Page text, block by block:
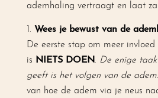
ademhaling vertraagt en laat
Wees je bewust van de
De eerste stap om meer invloed
is NIETS DOEN. De enige
geeft is het volgen van de adem
van hoe de adem via je neus